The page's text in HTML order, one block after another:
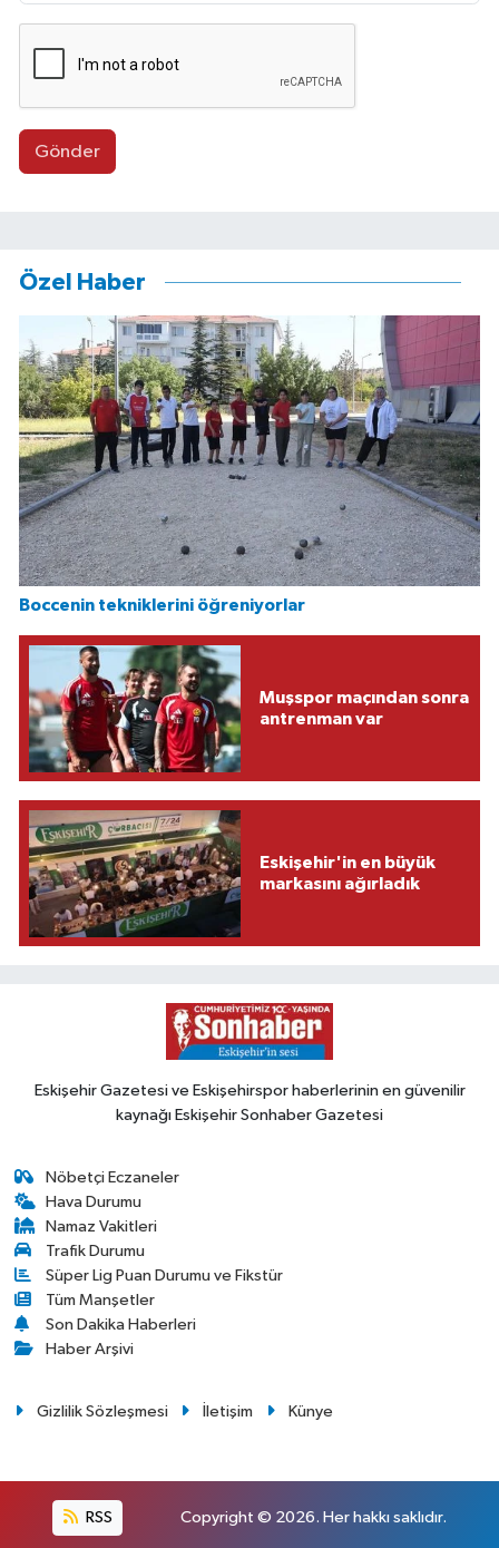
Gönder
Özel Haber
Boccenin tekniklerini öğreniyorlar
Muşspor maçından sonra
antrenman var
Eskişehir'in en büyük
markasını ağırladık
Eskişehir Gazetesi ve Eskişehirspor haberlerinin en güvenilir
kaynağı Eskişehir Sonhaber Gazetesi
Nöbetçi Eczaneler
Hava Durumu
Namaz Vakitleri
Trafik Durumu
Süper Lig Puan Durumu ve Fikstür
Tüm Manşetler
Son Dakika Haberleri
Haber Arşivi
Gizlilik Sözleşmesi İletişim Künye
RSS Copyright © 2026. Her hakkı saklıdır.